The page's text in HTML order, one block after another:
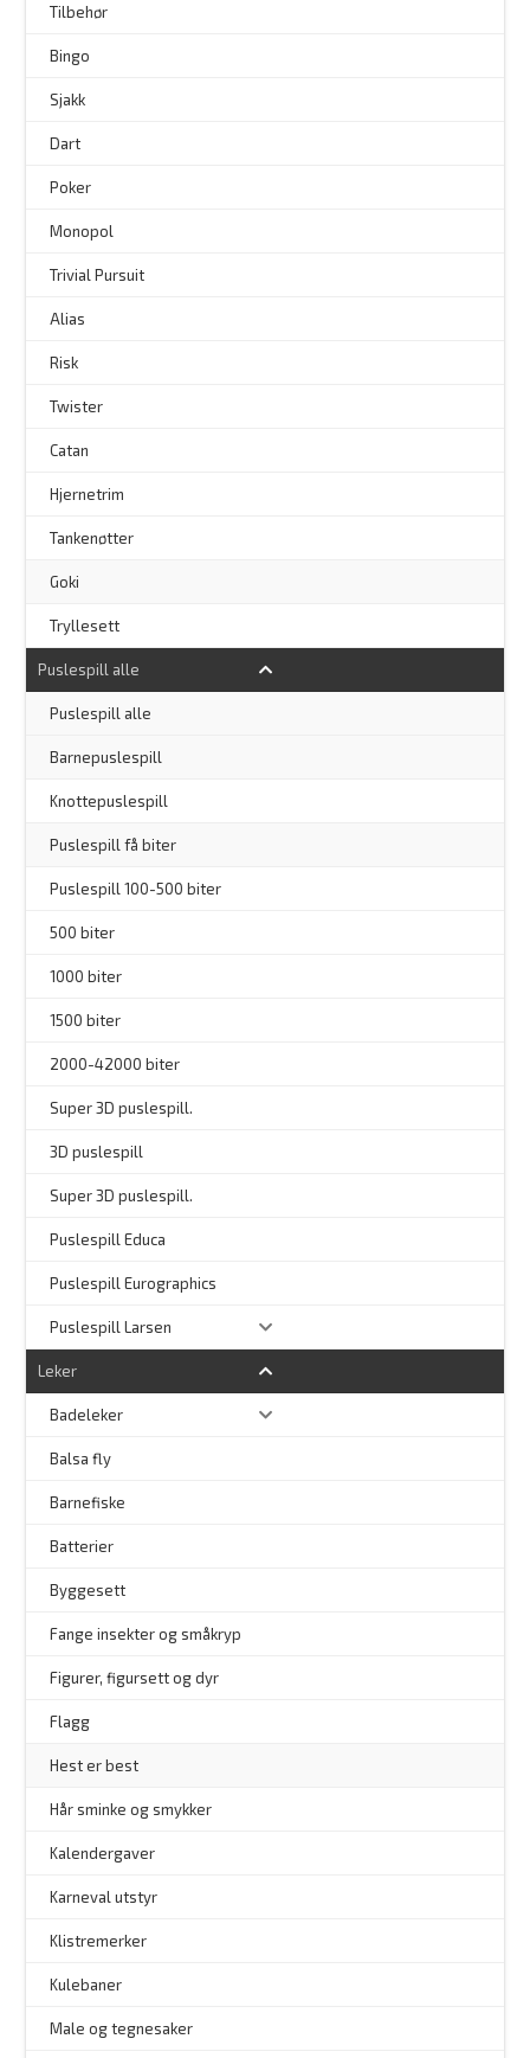
Tilbehør
Bingo
Sjakk
Dart
Poker
Monopol
Trivial Pursuit
Alias
Risk
Twister
Catan
Hjernetrim
Tankenøtter
Goki
Tryllesett
Puslespill alle
Puslespill alle
Barnepuslespill
Knottepuslespill
Puslespill få biter
Puslespill 100-500 biter
500 biter
1000 biter
1500 biter
2000-42000 biter
Super 3D puslespill.
3D puslespill
Super 3D puslespill.
Puslespill Educa
Puslespill Eurographics
Puslespill Larsen
Leker
Badeleker
Balsa fly
Barnefiske
Batterier
Byggesett
Fange insekter og småkryp
Figurer, figursett og dyr
Flagg
Hest er best
Hår sminke og smykker
Kalendergaver
Karneval utstyr
Klistremerker
Kulebaner
Male og tegnesaker